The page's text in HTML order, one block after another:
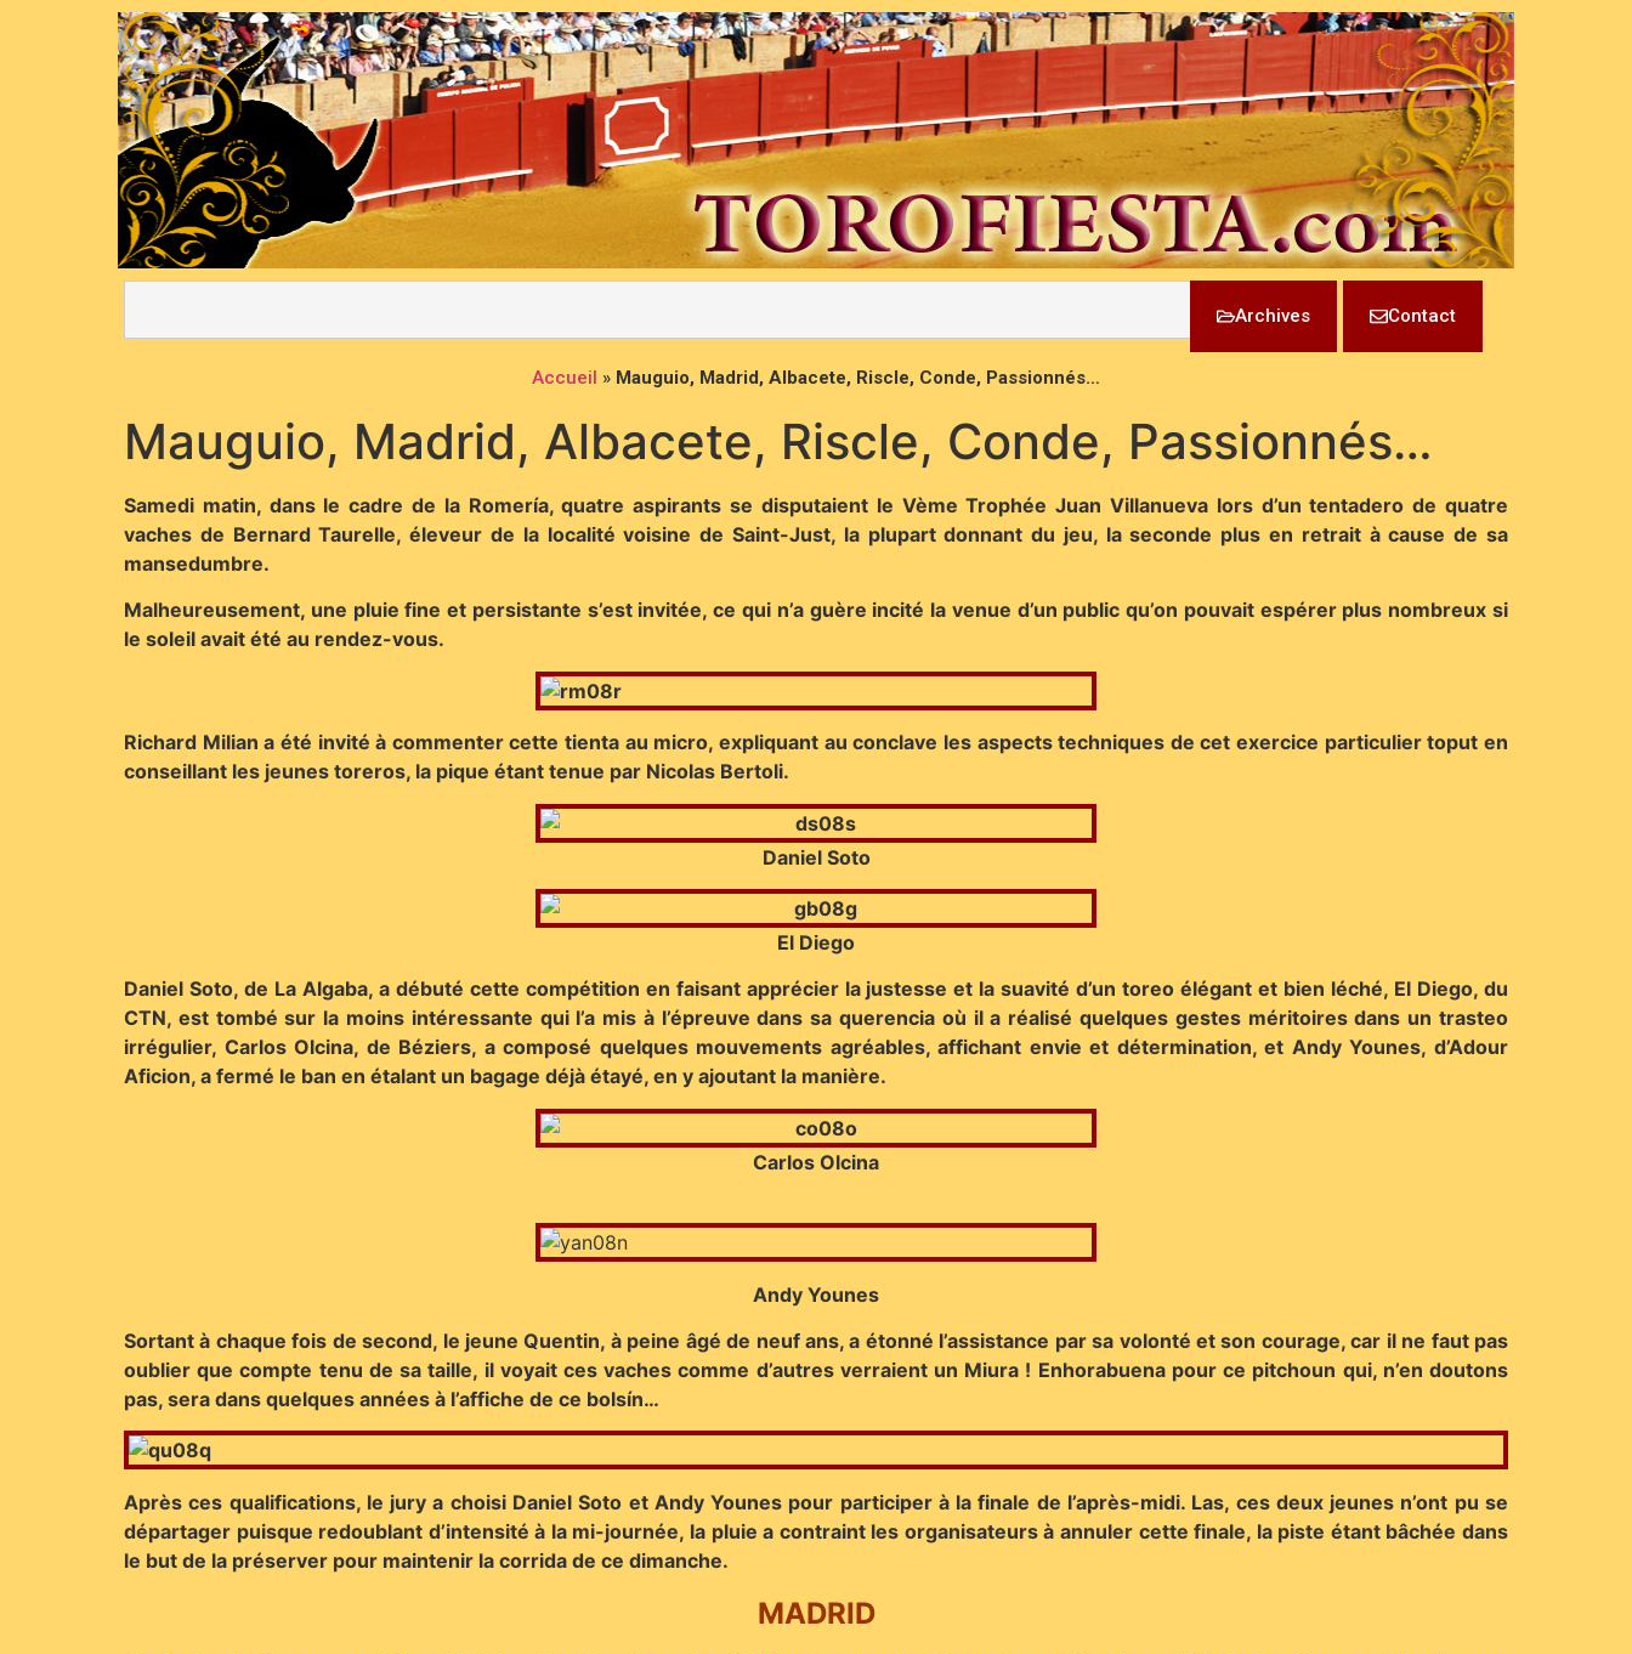
Archives Contact
Accueil » Mauguio, Madrid, Albacete, Riscle, Conde, Passionnés…
Mauguio, Madrid, Albacete, Riscle, Conde, Passionnés…
Samedi matin, dans le cadre de la Romería, quatre aspirants se disputaient le Vème Trophée Juan Villanueva lors d’un tentadero de quatre
vaches de Bernard Taurelle, éleveur de la localité voisine de Saint-Just, la plupart donnant du jeu, la seconde plus en retrait à cause de sa
mansedumbre.
Malheureusement, une pluie fine et persistante s’est invitée, ce qui n’a guère incité la venue d’un public qu’on pouvait espérer plus nombreux si
le soleil avait été au rendez-vous.
Richard Milian a été invité à commenter cette tienta au micro, expliquant au conclave les aspects techniques de cet exercice particulier toput en
conseillant les jeunes toreros, la pique étant tenue par Nicolas Bertoli.
Daniel Soto
El Diego
Daniel Soto, de La Algaba, a débuté cette compétition en faisant apprécier la justesse et la suavité d’un toreo élégant et bien léché, El Diego, du
CTN, est tombé sur la moins intéressante qui l’a mis à l’épreuve dans sa querencia où il a réalisé quelques gestes méritoires dans un trasteo
irrégulier, Carlos Olcina, de Béziers, a composé quelques mouvements agréables, affichant envie et détermination, et Andy Younes, d’Adour
Aficion, a fermé le ban en étalant un bagage déjà étayé, en y ajoutant la manière.
Carlos Olcina
Andy Younes
Sortant à chaque fois de second, le jeune Quentin, à peine âgé de neuf ans, a étonné l’assistance par sa volonté et son courage, car il ne faut pas
oublier que compte tenu de sa taille, il voyait ces vaches comme d’autres verraient un Miura ! Enhorabuena pour ce pitchoun qui, n’en doutons
pas, sera dans quelques années à l’affiche de ce bolsín…
Après ces qualifications, le jury a choisi Daniel Soto et Andy Younes pour participer à la finale de l’après-midi. Las, ces deux jeunes n’ont pu se
départager puisque redoublant d’intensité à la mi-journée, la pluie a contraint les organisateurs à annuler cette finale, la piste étant bâchée dans
le but de la préserver pour maintenir la corrida de ce dimanche.
MADRID